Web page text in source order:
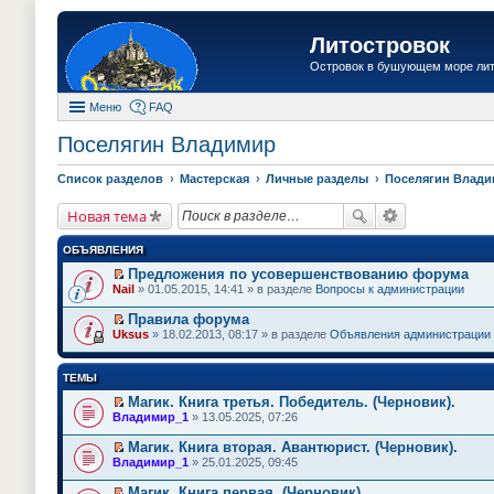
Литостровок
Островок в бушующем море
Меню FAQ
Поселягин Владимир
Список разделов Мастерская Личные разделы Поселягин
Новая тема
ОБЪЯВЛЕНИЯ
П
р
е
й
т
и
п
е
р
о
м
у
н
Предложения по усовершенствованию форума
Nail » 01.05.2015, 14:41 » в разделе Вопросы к администрации
П
р
т
и
к
п
е
р
о
Правила форума
Uksus » 18.02.2013, 08:17 » в разделе Объявления администрации
ТЕМЫ
П
р
е
й
т
Магик. Книга третья. Победитель. (Черновик).
Владимир_1 » 13.05.2025, 07:26
П
р
Магик. Книга вторая. Авантюрист. (Черновик).
Владимир_1 » 25.01.2025, 09:45